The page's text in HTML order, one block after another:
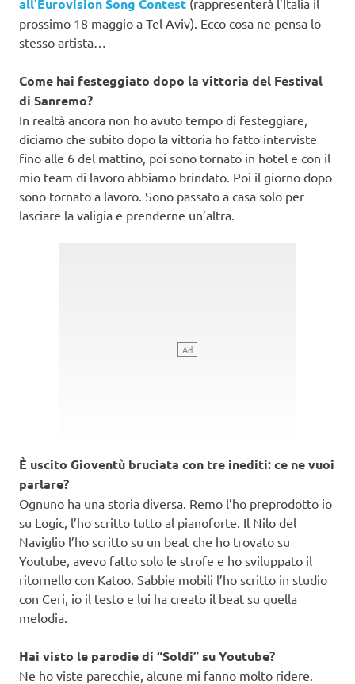
all’Eurovision Song Contest
prossimo 18 maggio a Tel Aviv). Ecco cosa ne pensa lo
stesso artista…
Come hai festeggiato dopo la vittoria del Festival
di Sanremo?
In realtà ancora non ho avuto tempo di festeggiare,
diciamo che subito dopo la vittoria ho fatto interviste
fino alle 6 del mattino, poi sono tornato in hotel e con il
mio team di lavoro abbiamo brindato. Poi il giorno dopo
sono tornato a lavoro. Sono passato a casa solo per
lasciare la valigia e prenderne un’altra.
È uscito Gioventù bruciata con tre inediti: ce ne vuoi
parlare?
Ognuno ha una storia diversa. Remo l’ho preprodotto io
su Logic, l’ho scritto tutto al pianoforte. Il Nilo del
Naviglio l’ho scritto su un beat che ho trovato su
Youtube, avevo fatto solo le strofe e ho sviluppato il
ritornello con Katoo. Sabbie mobili l’ho scritto in studio
con Ceri, io il testo e lui ha creato il beat su quella
melodia.
Hai visto le parodie di “Soldi” su Youtube?
Ne ho viste parecchie, alcune mi fanno molto ridere.